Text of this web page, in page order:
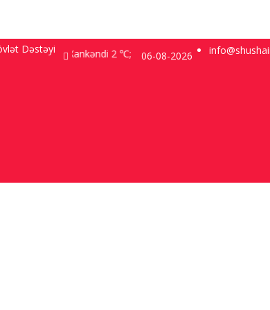
Dəstəyi
3.5 ℃; Xankəndi 2 ℃; 06-08-2026 "Şuşa